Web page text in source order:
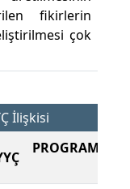
fikirlerin
çok
İlişkisi
PROGRAM